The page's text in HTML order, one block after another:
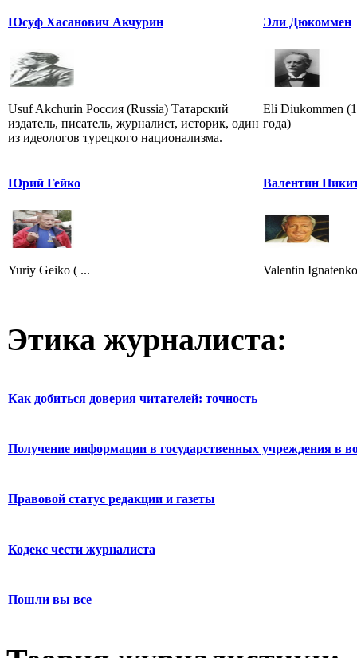
Юсуф Хасанович Акчурин
Usuf Akchurin Россия (Russia) Татарский
издатель, писатель, журналист, историк, один
из идеологов турецкого национализма.
Эли Дюкоммен
Eli Diukommen
года)
Юрий Гейко
Yuriy Geiko ( ...
Валентин
Valentin Ignatenko
Этика журналиста:
Как добиться доверия читателей: точность
Получение информации в государственных учреждения в
Правовой статус редакции и газеты
Кодекс чести журналиста
Пошли вы все